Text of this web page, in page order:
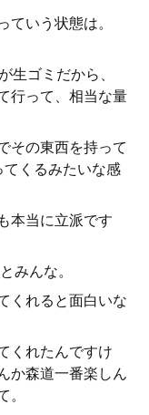
ていう状態は。
生ゴミだから、
行って、相当な量
その東西を持って
くるみたいな感
本当に立派です
みんな。
くれると面白いな
くれたんですけ
か森道一番楽しん